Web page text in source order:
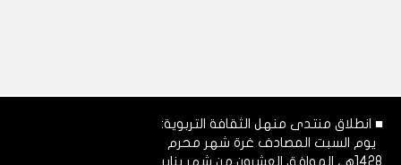
■ انطلاق منتدى منهل الثقافة التربوية:
يوم السبت المصادف غرة شهر محرم
1428هـ، الموافق العشرون من شهر يناير